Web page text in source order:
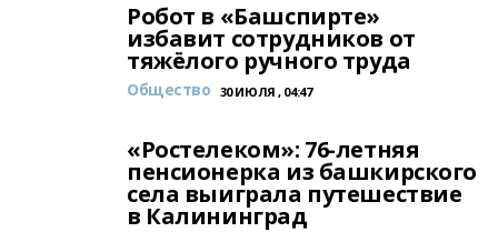
Робот в «Башспирте»
избавит сотрудников от
тяжёлого ручного труда
Общество 30 ИЮЛЯ , 04:47
«Ростелеком»: 76-летняя
пенсионерка из башкирского
села выиграла путешествие
в Калининград